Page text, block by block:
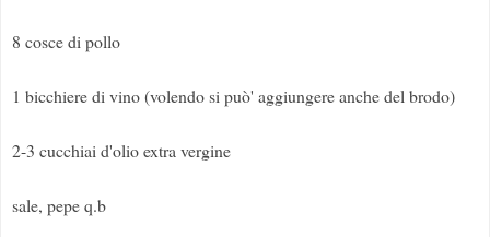
8 cosce di pollo
1 bicchiere di vino (volendo si può' aggiungere anche del brodo)
2-3 cucchiai d'olio extra vergine
sale, pepe q.b